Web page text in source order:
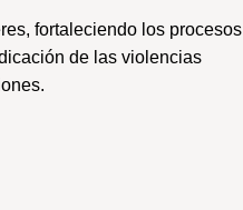
fortaleciendo los procesos
de las violencias